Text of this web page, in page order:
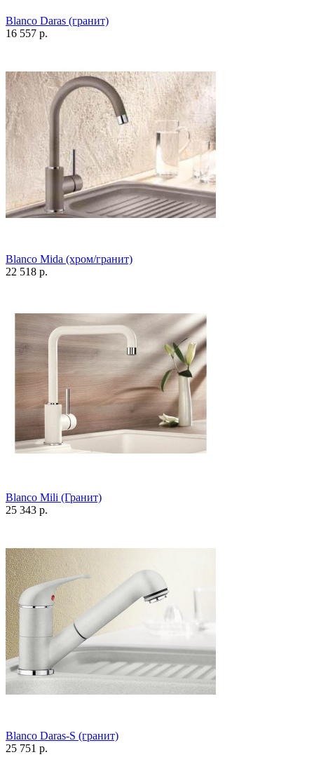
Blanco Daras (гранит)
16 557 р.
Blanco Mida (хром/гранит)
22 518 р.
Blanco Mili (Гранит)
25 343 р.
Blanco Daras-S (гранит)
25 751 р.